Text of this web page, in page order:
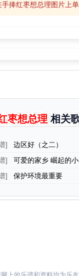
手捧红枣想总理图片上
枣想总理相关
] 边区好（之二）
]
可爱的家乡 崛起的
] 保护环境最重要